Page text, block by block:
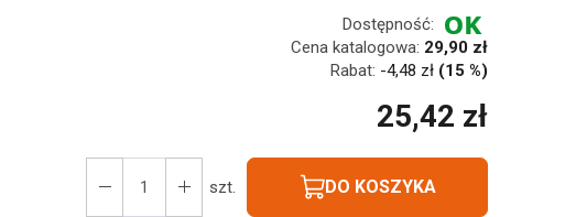
Dostępność:
Cena katalogowa: 29,90 zł
Rabat: -4,48 zł (15 %)
25,42 zł
szt. DO KOSZYKA